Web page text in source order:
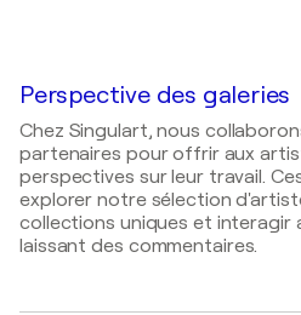
2017
Memorias Urbanas / Centro
Buenos Aires, Argentine
2016
Tiempo / Centro Cultural
Argentine
Perspective des galeries
Chez Singulart, nous
partenaires pour offrir aux
perspectives sur leur travail.
explorer notre sélection
collections uniques et interagir
laissant des commentaires.